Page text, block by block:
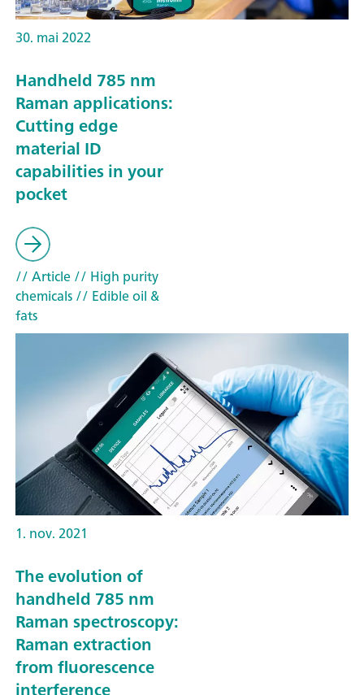
30. mai 2022
Handheld 785 nm
Raman applications:
Cutting edge
material ID
capabilities in your
pocket
// Article// High purity
chemicals// Edible oil &
fats
1. nov. 2021
The evolution of
handheld 785 nm
Raman spectroscopy:
Raman extraction
from fluorescence